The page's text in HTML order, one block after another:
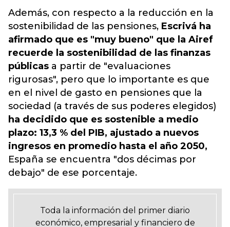
Además, con respecto a la reducción en la
sostenibilidad de las pensiones, Escrivá ha
afirmado que es "muy bueno" que la Airef
recuerde la sostenibilidad de las finanzas
públicas a partir de "evaluaciones
rigurosas", pero que lo importante es que
en el nivel de gasto en pensiones que la
sociedad (a través de sus poderes elegidos)
ha decidido que es sostenible a medio
plazo: 13,3 % del PIB, ajustado a nuevos
ingresos en promedio hasta el año 2050,
España se encuentra "dos décimas por
debajo" de ese porcentaje.
Toda la información del primer diario
económico, empresarial y financiero de